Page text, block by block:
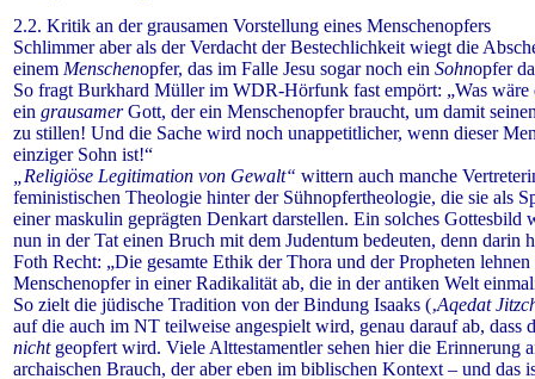
2.2. Kritik an der grausamen Vorstellung eines Menschenopfers
Schlimmer aber als der Verdacht der Bestechlichkeit wiegt die
einem Menschenopfer, das im Falle Jesu sogar noch ein Sohnopfer
So fragt Burkhard Müller im WDR-Hörfunk fast empört: „Was wäre
ein grausamerGott, der ein Menschenopfer braucht, um damit
zu stillen! Und die Sache wird noch unappetitlicher, wenn dieser
einziger Sohn ist!“
„Religiöse Legitimation von Gewalt“ wittern auch manche
feministischen Theologie hinter der Sühnopfertheologie, die sie als
einer maskulin geprägten Denkart darstellen. Ein solches Gottesbild
nun in der Tat einen Bruch mit dem Judentum bedeuten, denn darin
Foth Recht: „Die gesamte Ethik der Thora und der Propheten lehnen
Menschenopfer in einer Radikalität ab, die in der antiken Welt
So zielt die jüdische Tradition von der Bindung Isaaks (‚Aqedat
auf die auch im NT teilweise angespielt wird, genau darauf ab, dass
nicht geopfert wird. Viele Alttestamentler sehen hier die Erinnerung
archaischen Brauch, der aber eben im biblischen Kontext – und das